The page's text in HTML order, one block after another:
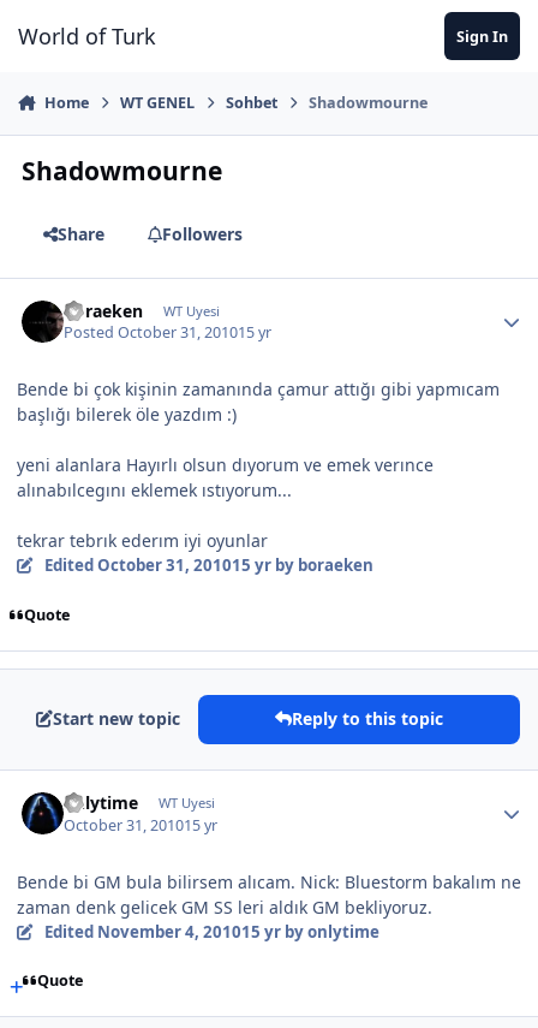
World of Turk Sign In
Home WT GENEL Sohbet Shadowmourne
Shadowmourne
Share Followers
boraeken WT Uyesi
PostedOctober 31, 201015 yr
Bende bi çok kişinin zamanında çamur attığı gibi yapmıcam
başlığı bilerek öle yazdım :)
yeni alanlara Hayırlı olsun dıyorum ve emek verınce
alınabılcegını eklemek ıstıyorum...
tekrar tebrık ederım iyi oyunlar
EditedOctober 31, 201015 yrby boraeken
Quote
Start new topic Reply to this topic
onlytime WT Uyesi
October 31, 201015 yr
Bende bi GM bula bilirsem alıcam. Nick: Bluestorm bakalım ne
zaman denk gelicek GM SS leri aldık GM bekliyoruz.
Edited November 4, 201015 yrby onlytime
Quote